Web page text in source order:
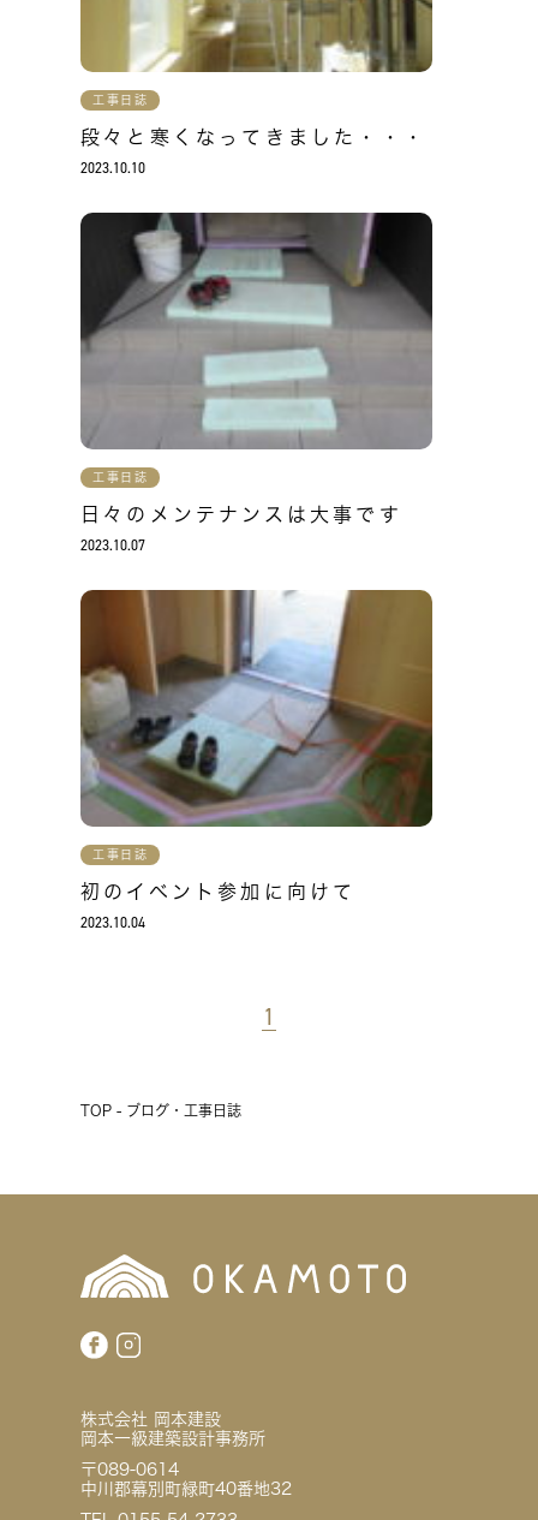
工事日誌
段々と寒くなってきました・・・
2023.10.10
工事日誌
日々のメンテナンスは大事です
2023.10.07
工事日誌
初のイベント参加に向けて
2023.10.04
1
TOP - ブログ・工事日誌
株式会社 岡本建設
岡本一級建築設計事務所
〒089-0614
中川郡幕別町緑町40番地32